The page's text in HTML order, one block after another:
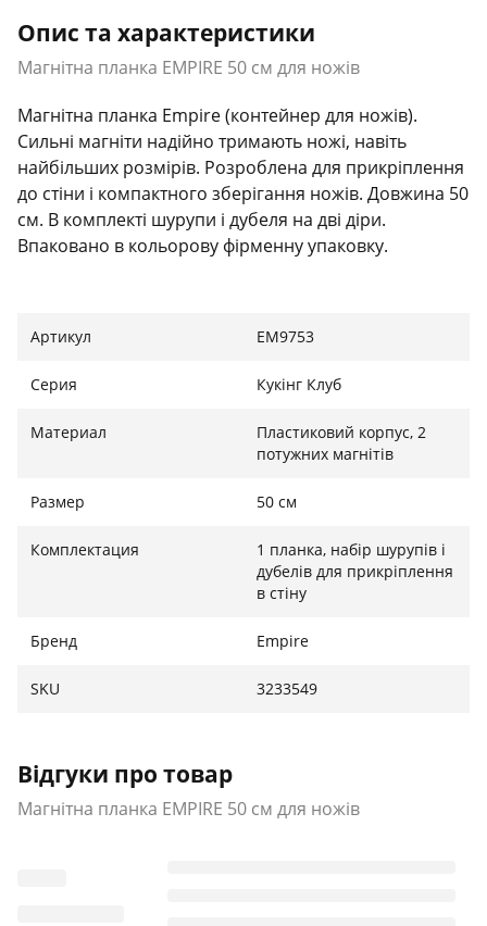
Опис та характеристики
Магнітна планка EMPIRE 50 см для ножів
Магнітна планка Empire (контейнер для ножів).
Сильні магніти надійно тримають ножі, навіть
найбільших розмірів. Розроблена для прикріплення
до стіни і компактного зберігання ножів. Довжина 50
см. В комплекті шурупи і дубеля на дві діри.
Впаковано в кольорову фірменну упаковку.
Артикул ЕМ9753
Серия Кукінг Клуб
Материал
Пластиковий корпус, 2
потужних магнітів
Размер 50 см
Комплектация
1 планка, набір шурупів і
дубелів для прикріплення
в стіну
Бренд Empire
SKU 3233549
Відгуки про товар
Магнітна планка EMPIRE 50 см для ножів